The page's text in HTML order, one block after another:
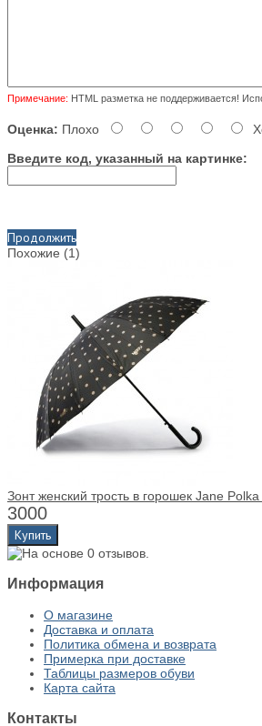
Примечание: HTML разметка не поддерживается!
Оценка: Плохо
Введите код, указанный на картинке:
Продолжить
Похожие (1)
Зонт женский трость в горошек Jane
3000
Информация
О магазине
Доставка и оплата
Политика обмена и возврата
Примерка при доставке
Таблицы размеров обуви
Карта сайта
Контакты